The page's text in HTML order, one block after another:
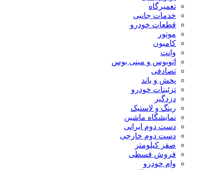
تعمیرگاه
خدمات جانبی
قطعات خودرو
موتور
کامیون
وانت
اتوبوس و مینی بوس
تصادفی
پخش و باند
تزئینات خودرو
دزدگیر
رینگ و لاستیک
نمایشگاه ماشین
دست دوم ایرانی
دست دوم خارجی
صفر کیلومتر
فروش قسطی
وام خودرو